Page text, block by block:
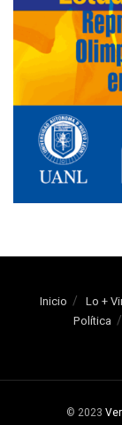
Inicio Lo +
Política
© 2023